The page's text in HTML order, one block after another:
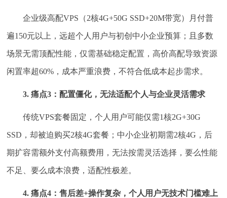
企业级高配VPS（2核4G+50G SSD+20M带宽）月付普
遍150元以上，远超个人用户与初创中小企业预算；且多数
场景无需顶配性能，仅需基础稳定配置，高价高配导致资源
闲置率超60%，成本严重浪费，不符合低成本起步需求。
3. 痛点3：配置僵化，无法适配个人与企业灵活需求
传统VPS套餐固定，个人用户可能仅需1核2G+30G
SSD，却被迫购买2核4G套餐；中小企业初期需2核4G，后
期扩容需额外支付高额费用，无法按需灵活选择，要么性能
不足、要么成本浪费，适配性极差。
4. 痛点4：售后差+操作复杂，个人用户无技术门槛难上